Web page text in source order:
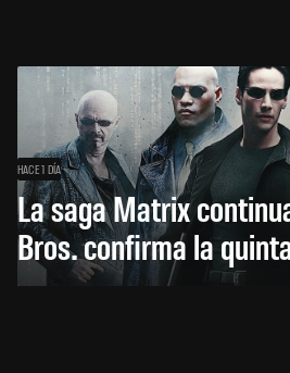
HACE 1 DÍA
La saga Matrix
Bros. confirma la